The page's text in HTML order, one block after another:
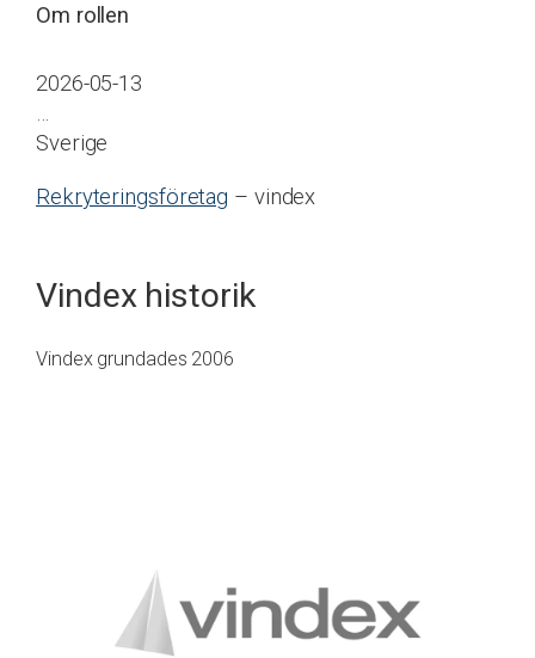
Om rollen
2026-05-13
…
Sverige
Rekryteringsföretag – vindex
Vindex historik
Vindex grundades 2006